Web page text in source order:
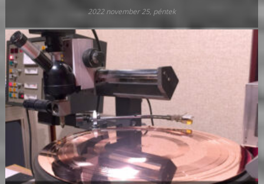
2022 november 25, péntek